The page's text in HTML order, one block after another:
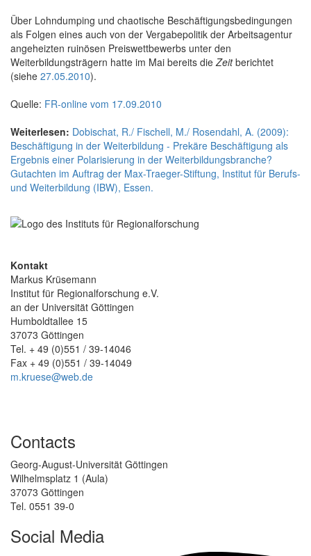
Über Lohndumping und chaotische Beschäftigungsbedingungen
als Folgen eines auch von der Vergabepolitik der Arbeitsagentur
angeheizten ruinösen Preiswettbewerbs unter den
Weiterbildungsträgern hatte im Mai bereits die Zeitberichtet
(siehe 27.05.2010).
Quelle: FR-online vom 17.09.2010
Weiterlesen: Dobischat, R./ Fischell, M./ Rosendahl, A. (2009):
Beschäftigung in der Weiterbildung - Prekäre Beschäftigung als
Ergebnis einer Polarisierung in der Weiterbildungsbranche?
Gutachten im Auftrag der Max-Traeger-Stiftung, Institut für Berufs-
und Weiterbildung (IBW), Essen.
Kontakt
Markus Krüsemann
Institut für Regionalforschung e.V.
an der Universität Göttingen
Humboldtallee 15
37073 Göttingen
Tel. + 49 (0)551 / 39-14046
Fax + 49 (0)551 / 39-14049
m.kruese@web.de
Contacts
Georg-August-Universität Göttingen
Wilhelmsplatz 1 (Aula)
37073 Göttingen
Tel. 0551 39-0
Social Media